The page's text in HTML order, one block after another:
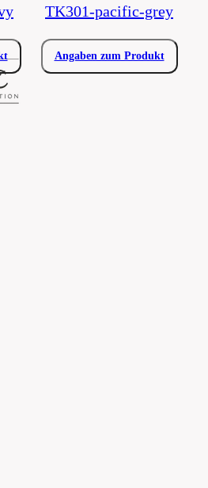
TK301-pacific-grey
Angaben zum Produkt